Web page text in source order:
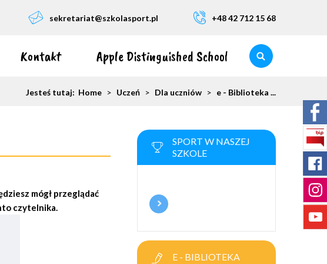
sekretariat@szkolasport.pl +48 42 712 15 68
Kontakt Apple Distinguished School
Jesteś tutaj: Home > Uczeń > Dla uczniów > e - Biblioteka ...
mógł przeglądać
czytelnika.
SPORT W NASZEJ
SZKOLE
E - BIBLIOTEKA